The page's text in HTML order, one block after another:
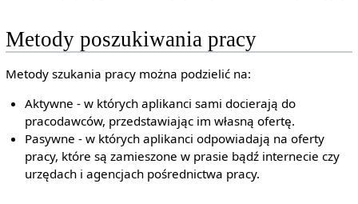
Metody poszukiwania pracy
Metody szukania pracy można podzielić na:
Aktywne - w których aplikanci sami docierają do
pracodawców, przedstawiając im własną ofertę.
Pasywne - w których aplikanci odpowiadają na oferty
pracy, które są zamieszone w prasie bądź internecie czy
urzędach i agencjach pośrednictwa pracy.